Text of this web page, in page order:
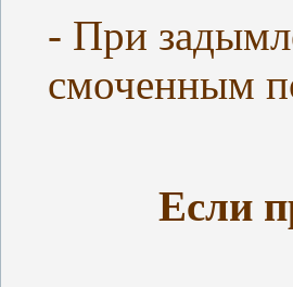
- При
смоченным
Если